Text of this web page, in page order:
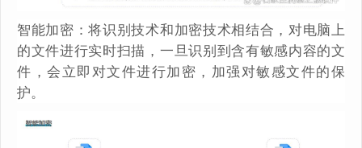
智能加密：将识别技术和加密技术相结合，对电脑上
的文件进行实时扫描，一旦识别到含有敏感内容的文
件，会立即对文件进行加密，加强对敏感文件的保
护。